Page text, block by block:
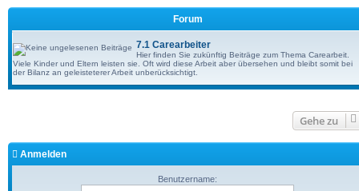
Forum
7.1 Carearbeiter
Hier finden Sie zukünftig Beiträge zum Thema Carearbeit.
Viele Kinder und Eltern leisten sie. Oft wird diese Arbeit aber übersehen und bleibt somit bei
der Bilanz an geleisteterer Arbeit unberücksichtigt.
Gehe zu
Anmelden
Benutzername: